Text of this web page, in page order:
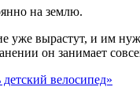
на землю.
уже вырастут, и им
он занимает
велосипед»